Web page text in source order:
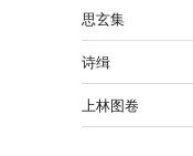
思玄集
诗缉
上林图卷